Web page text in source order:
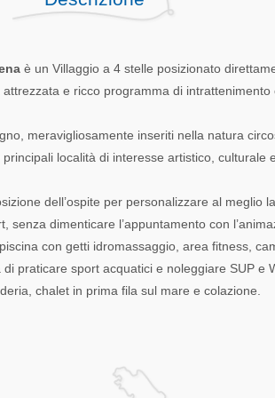
è un Villaggio a 4 stelle posizionato
attrezzata e ricco programma di
meravigliosamente inseriti nella natura
località di interesse artistico, culturale
dell’ospite per personalizzare al meglio
senza dimenticare l’appuntamento con
con getti idromassaggio, area fitness,
praticare sport acquatici e noleggiare SUP e
chalet in prima fila sul mare e colazione.